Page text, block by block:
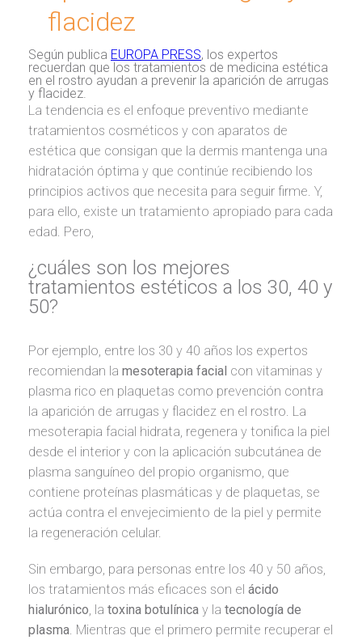
flacidez
Según publica EUROPA PRESS, los expertos
recuerdan que los tratamientos de medicina estética
en el rostro ayudan a prevenir la aparición de arrugas
y flacidez.
La tendencia es el enfoque preventivo mediante
tratamientos cosméticos y con aparatos de
estética que consigan que la dermis mantenga una
hidratación óptima y que continúe recibiendo los
principios activos que necesita para seguir firme. Y,
para ello, existe un tratamiento apropiado para cada
edad. Pero,
¿cuáles son los mejores
tratamientos estéticos a los 30, 40 y
50?
Por ejemplo, entre los 30 y 40 años los expertos
recomiendan la mesoterapia facial con vitaminas y
plasma rico en plaquetas como prevención contra
la aparición de arrugas y flacidez en el rostro. La
mesoterapia facial hidrata, regenera y tonifica la piel
desde el interior y con la aplicación subcutánea de
plasma sanguíneo del propio organismo, que
contiene proteínas plasmáticas y de plaquetas, se
actúa contra el envejecimiento de la piel y permite
la regeneración celular.
Sin embargo, para personas entre los 40 y 50 años,
los tratamientos más eficaces son el ácido
hialurónico, la toxina botulínica y la tecnología de
plasma. Mientras que el primero permite recuperar el